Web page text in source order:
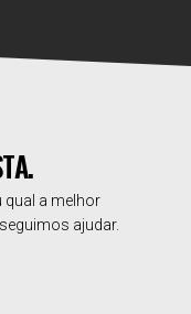
qual a melhor
ajudar.